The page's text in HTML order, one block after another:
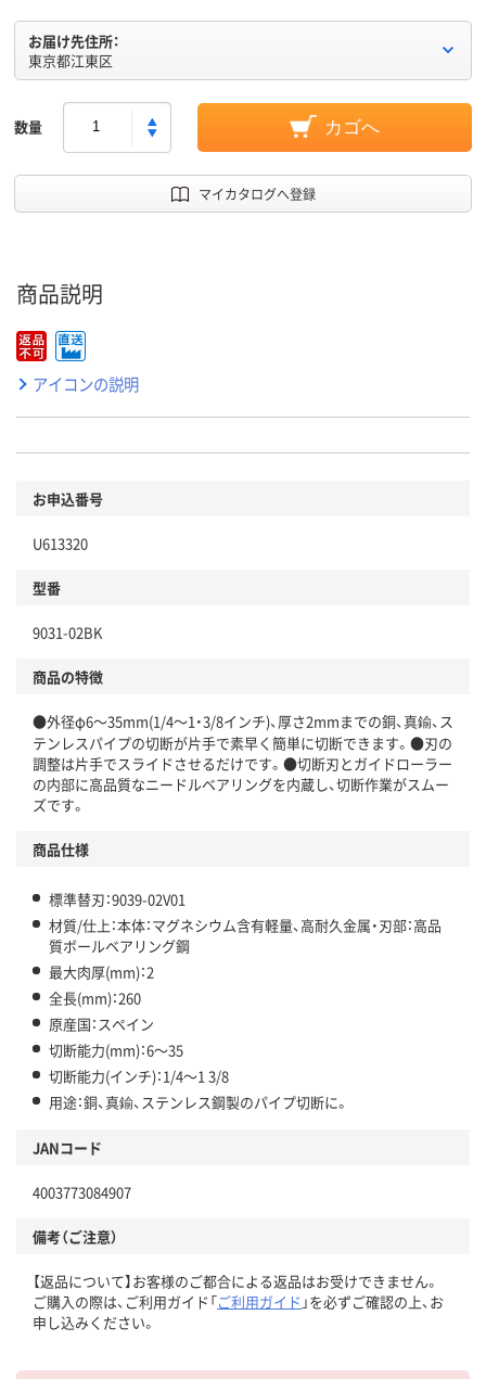
お届け先住所：
東京都江東区
数量 カゴへ
マイカタログへ登録
商品説明
アイコンの説明
お申込番号
U613320
型番
9031-02BK
商品の特徴
●外径φ6～35mm(1/4～1・3/8インチ)、厚さ2mmまでの銅、真鍮、ス
テンレスパイプの切断が片手で素早く簡単に切断できます。●刃の
調整は片手でスライドさせるだけです。●切断刃とガイドローラー
の内部に高品質なニードルベアリングを内蔵し、切断作業がスムー
ズです。
商品仕様
標準替刃：9039-02V01
材質/仕上：本体：マグネシウム含有軽量、高耐久金属・刃部：高品
質ボールベアリング鋼
最大肉厚(mm)：2
全長(mm)：260
原産国：スペイン
切断能力(mm)：6～35
切断能力(インチ)：1/4～1 3/8
用途：銅、真鍮、ステンレス鋼製のパイプ切断に。
JANコード
4003773084907
備考（ご注意）
【返品について】お客様のご都合による返品はお受けできません。
ご購入の際は、ご利用ガイド「ご利用ガイド 」を必ずご確認の上、お
申し込みください。